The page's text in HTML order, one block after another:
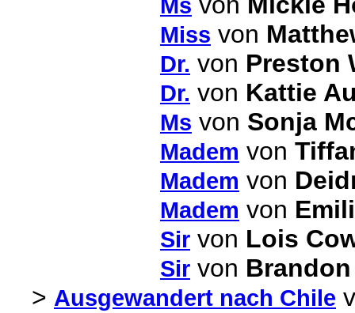
Ms
Miss von
Dr. von Preston
Dr. von Kattie
Ms von Sonja
Madem von
Madem von
Madem von
Sir von Lois
Sir von
> Ausgewandert nach Chile